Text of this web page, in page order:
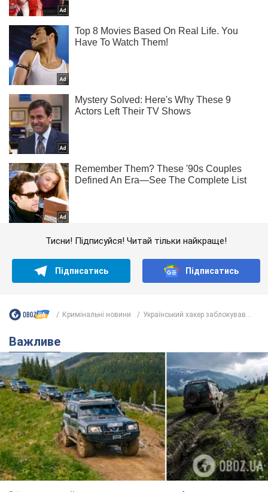
Тисни! Підписуйся! Читай тільки найкраще!
Підписатись Підписатись
Кримінальні новини Український хакер заблокував...
Важливе